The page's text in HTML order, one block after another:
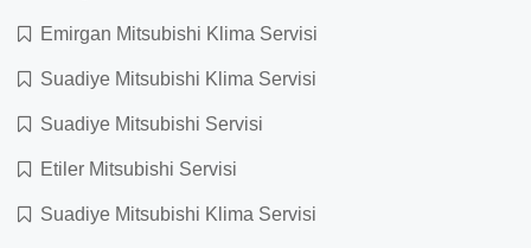
Emirgan Mitsubishi Klima Servisi
Suadiye Mitsubishi Klima Servisi
Suadiye Mitsubishi Servisi
Etiler Mitsubishi Servisi
Suadiye Mitsubishi Klima Servisi